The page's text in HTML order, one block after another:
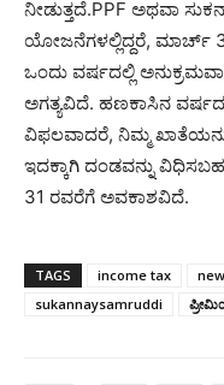
ನೀಡುತ್ತದೆ.PPF ಅಥವಾ
ಯೋಜನೆಗಳಲ್ಲಿದ್ದರೆ, ಮಾರ್ಚ್
ಒಂದು ವರ್ಷದಲ್ಲಿ
ಅಗತ್ಯವಿದೆ. ಹಣಕಾಸಿನ
ವಿಫಲವಾದರೆ, ನಿಮ್ಮ
ಇದಕ್ಕಾಗಿ ದಂಡವನ್ನು
31 ರವರೆಗೆ ಅವಕಾಶವಿದೆ.
TAGS income tax
sukannaysamruddi